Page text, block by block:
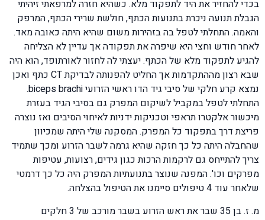
בכדי להחזיר את היד לתפקוד מלא. כשהיא חזרה למרפאתי זיהיתי
הגבלת תנועה ניכרת בתנועות הכתף, חולשת שרירי הכתף, המרפק
והאמה. התחלתי לטפל בה בזהירות משום שהיא היתה כאובה מאד.
לאחר חודש וחצי היא שיפרה את תפקודה אך עדיין לא הצליחה
להגיע לתפקוד מלא של הכתף. יעצתי לה לחזור לאורתופד, הוא היה
שבא רצון מההתקדמות אך החליט להפנותה לבדיקת CT כתף ואכן
נמצא קרע חלקי של סיבי גיד הדו ראשי הזרועי biceps brachi.
התחלתי לטפל במקביל לשיקום המפרק גם בסיבי הגיד בעזרת
מיכשור אלקטרו תראפי וטכניקות ידניות לאיחוי הסיבים ואז נוצרה
פריצת דרך בתפקוד כל המפרק. המסקנה שלי היתה שמכיוון
שהחבלה היתה כל כך חזקה שהיא גרמה לשבר הזרוע ומכך שתמיד
צריך להתייחס גם לרקמות הרכות כגון גידים, רצועות, עטיפות
מפרקים וכו'. המפנה שנוצר בתנועתיות המפרק היה כל כך דרמטי
שלאחר עוד 4 טיפולים סיימנו את הטיפול בהצלחה.
מ. ז. בן 35 שבר את ראש הזרוע בשבר מורכב של 3 חלקים